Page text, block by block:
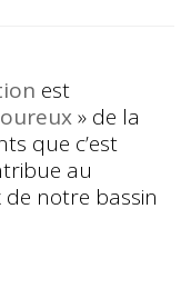
est
» de la
que c’est
au
notre bassin